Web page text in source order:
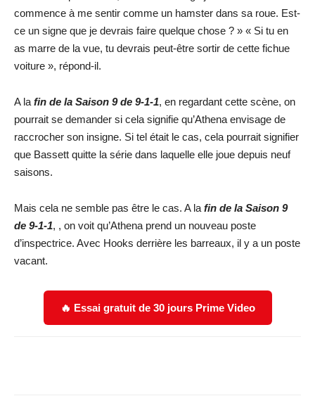
commence à me sentir comme un hamster dans sa roue. Est-
ce un signe que je devrais faire quelque chose ? » « Si tu en
as marre de la vue, tu devrais peut-être sortir de cette fichue
voiture », répond-il.
A la fin de la Saison 9 de 9-1-1, en regardant cette scène, on
pourrait se demander si cela signifie qu’Athena envisage de
raccrocher son insigne. Si tel était le cas, cela pourrait signifier
que Bassett quitte la série dans laquelle elle joue depuis neuf
saisons.
Mais cela ne semble pas être le cas. A la fin de la Saison 9
de 9-1-1, , on voit qu’Athena prend un nouveau poste
d’inspectrice. Avec Hooks derrière les barreaux, il y a un poste
vacant.
🔥 Essai gratuit de 30 jours Prime Video